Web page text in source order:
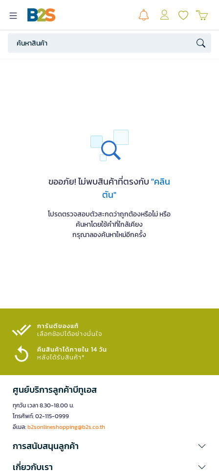
ขออภัย! ไม่พบสินค้าที่ตรงกับ"คลิน
ตัน"
โปรดตรวจสอบตัวสะกดว่าถูกต้องหรือไม่ หรือ
ค้นหาโดยใช้คำที่ใกล้เคียง
กรุณาลองค้นหาใหม่อีกครั้ง
การันตีของแท้
เลือกช้อปได้อย่างมั่นใจ​
คืนสินค้าได้ภายใน 14 วัน
หลังได้รับสินค้า*
ศูนย์บริการลูกค้าบีทูเอส
ทุกวัน เวลา 8.30-18.00 น.
โทรศัพท์: 02-115-0999
อีเมล:b2sonlineshopping@b2s.co.th
การสนับสนุนลูกค้า
เกี่ยวกับเรา